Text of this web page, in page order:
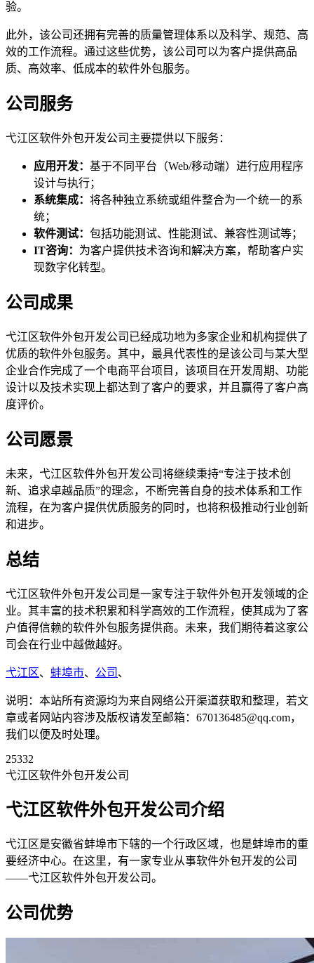
验。
此外，该公司还拥有完善的质量管理体系以及科学、规范、高
效的工作流程。通过这些优势，该公司可以为客户提供高品
质、高效率、低成本的软件外包服务。
公司服务
弋江区软件外包开发公司主要提供以下服务：
应用开发： 基于不同平台（Web/移动端）进行应用程序
设计与执行；
系统集成： 将各种独立系统或组件整合为一个统一的系
统；
软件测试： 包括功能测试、性能测试、兼容性测试等；
IT咨询： 为客户提供技术咨询和解决方案，帮助客户实
现数字化转型。
公司成果
弋江区软件外包开发公司已经成功地为多家企业和机构提供了
优质的软件外包服务。其中，最具代表性的是该公司与某大型
企业合作完成了一个电商平台项目，该项目在开发周期、功能
设计以及技术实现上都达到了客户的要求，并且赢得了客户高
度评价。
公司愿景
未来，弋江区软件外包开发公司将继续秉持“专注于技术创
新、追求卓越品质”的理念，不断完善自身的技术体系和工作
流程，在为客户提供优质服务的同时，也将积极推动行业创新
和进步。
总结
弋江区软件外包开发公司是一家专注于软件外包开发领域的企
业。其丰富的技术积累和科学高效的工作流程，使其成为了客
户值得信赖的软件外包服务提供商。未来，我们期待着这家公
司会在行业中越做越好。
弋江区、 蚌埠市、 公司 、
说明：本站所有资源均为来自网络公开渠道获取和整理，若文
章或者网站内容涉及版权请发至邮箱：670136485@qq.com，
我们以便及时处理。
25332
弋江区软件外包开发公司
弋江区软件外包开发公司介绍
弋江区是安徽省蚌埠市下辖的一个行政区域，也是蚌埠市的重
要经济中心。在这里，有一家专业从事软件外包开发的公司
——弋江区软件外包开发公司。
公司优势